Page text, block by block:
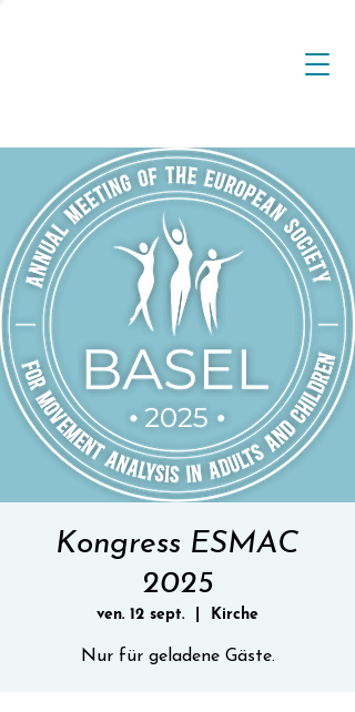
Kongress ESMAC
2025
ven. 12 sept. Kirche
Nur für geladene Gäste.